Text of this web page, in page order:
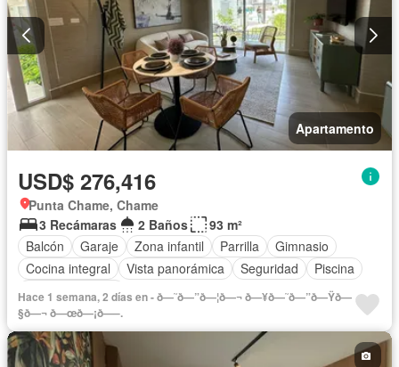
Apartamento
USD$ 276,416
Punta Chame, Chame
3 Recámaras
2 Baños
93 m²
Balcón
Garaje Zona infantil Parrilla
Gimnasio
Cocina integral
Vista panorámica Seguridad
Piscina
Cancha de tenis
Hace 1 semana, 2 días en - ð—˜ð—”ð—¦ð—¬ ð—¥ð—˜ð—”ð—Ÿð—
§ð—¬ ð—œð—¡ð—–.